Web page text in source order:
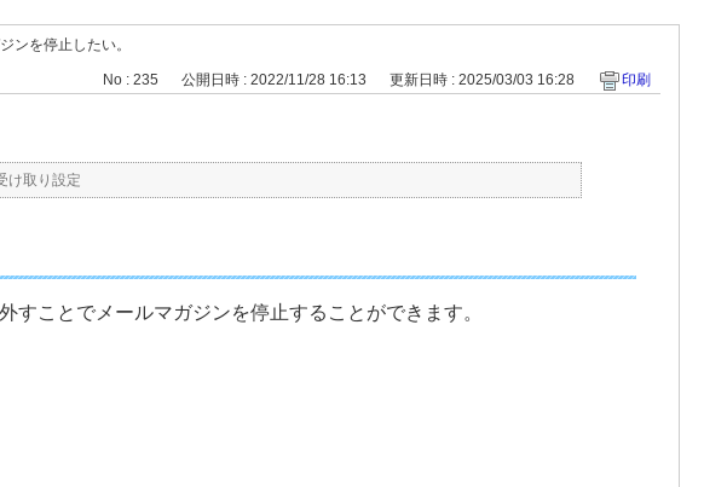
ンを停止したい。
No : 235 公開日時 : 2022/11/28 16:13 更新日時 : 2025/03/03 16:28 印刷
け取り設定
すことでメールマガジンを停止することができます。